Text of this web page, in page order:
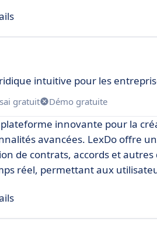
intuitive pour les
gratuit Démo gratuite
innovante pour la
avancées. LexDo offre
de contrats, accords et
réel, permettant aux